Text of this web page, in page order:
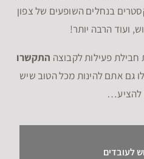
בנחלים השופעים של צפון
ועוד הרבה יותר!
פעילות לקבוצה התקשרו
גם אתם להינות מכל הטוב שיש
להציע…
לעובדים